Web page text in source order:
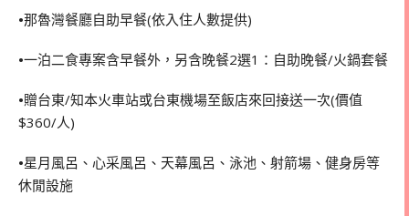
•那魯灣餐廳自助早餐(依入住人數提供)
•一泊二食專案含早餐外，另含晚餐2選1：自助晚餐/火鍋套餐
•贈台東/知本火車站或台東機場至飯店來回接送一次(價值
$360/人)
•星月風呂、心采風呂、天幕風呂、泳池、射箭場、健身房等
休閒設施